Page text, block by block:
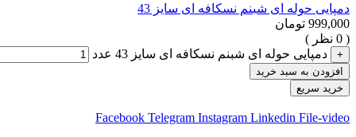
دمپایی حوله ای شبنم نسکافه ای سایز 43
999,000 تومان
( 0 نظر )
+ دمپایی حوله ای شبنم نسکافه ای سایز 43 عدد
افزودن به سبد خرید
خرید سریع
Facebook Telegram Instagram Linkedin File-video